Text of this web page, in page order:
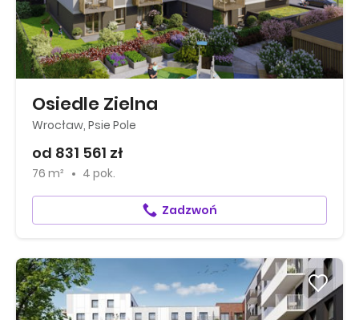
Osiedle Zielna
Wrocław, Psie Pole
od 831 561 zł
76 m² 4 pok.
Zadzwoń